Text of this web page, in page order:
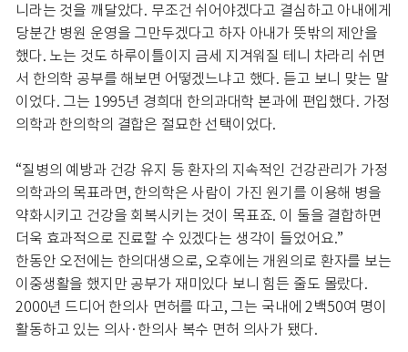
니라는 것을 깨달았다. 무조건 쉬어야겠다고 결심하고 아내에게
당분간 병원 운영을 그만두겠다고 하자 아내가 뜻밖의 제안을
했다. 노는 것도 하루이틀이지 금세 지겨워질 테니 차라리 쉬면
서 한의학 공부를 해보면 어떻겠느냐고 했다. 듣고 보니 맞는 말
이었다. 그는 1995년 경희대 한의과대학 본과에 편입했다. 가정
의학과 한의학의 결합은 절묘한 선택이었다.
“질병의 예방과 건강 유지 등 환자의 지속적인 건강관리가 가정
의학과의 목표라면, 한의학은 사람이 가진 원기를 이용해 병을
약화시키고 건강을 회복시키는 것이 목표죠. 이 둘을 결합하면
더욱 효과적으로 진료할 수 있겠다는 생각이 들었어요.”
한동안 오전에는 한의대생으로, 오후에는 개원의로 환자를 보는
이중생활을 했지만 공부가 재미있다 보니 힘든 줄도 몰랐다.
2000년 드디어 한의사 면허를 따고, 그는 국내에 2백50여 명이
활동하고 있는 의사·한의사 복수 면허 의사가 됐다.